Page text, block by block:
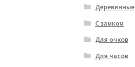
Деревянные
С замком
Для очков
Для часов